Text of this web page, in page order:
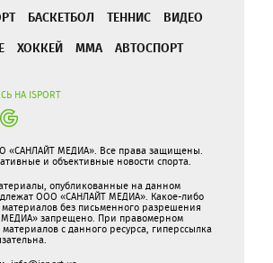
БАСКЕТБОЛ ТЕННИС
ВИДЕО
ХОККЕЙ ММА АВТОСПОРТ
НА ISPORT
«САНЛАЙТ МЕДИА». Все права защищены.
и объективные новости спорта.
опубликованные на данном
ООО «САНЛАЙТ МЕДИА». Какое-либо
без письменного разрешения
запрещено. При правомерном
с данного ресурса, гиперссылка